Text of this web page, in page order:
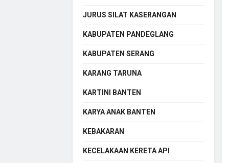
JURUS SILAT KASERANGAN
KABUPATEN PANDEGLANG
KABUPATEN SERANG
KARANG TARUNA
KARTINI BANTEN
KARYA ANAK BANTEN
KEBAKARAN
KECELAKAAN KERETA API